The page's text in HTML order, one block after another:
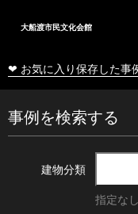
大船渡市民文化会館
❤ お気に入り保存した事
事例を検索する
建物分類
指定なし